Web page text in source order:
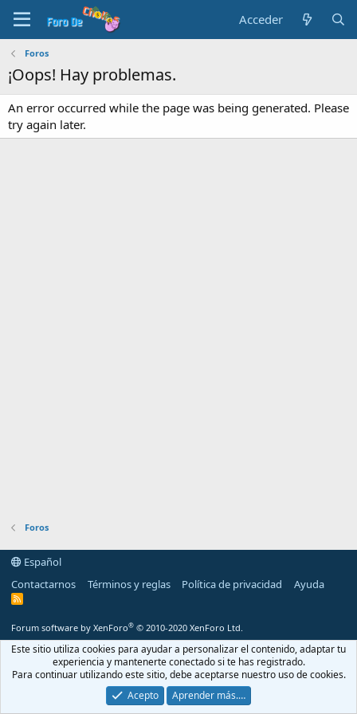
Acceder
Foros
¡Oops! Hay problemas.
An error occurred while the page was being generated. Please
try again later.
Foros
Español
Contactarnos
Términos y reglas Política de privacidad Ayuda
R
Forum software by XenForo® © 2010-2020 XenForo Ltd.
Este sitio utiliza cookies para ayudar a personalizar el contenido, adaptar tu
experiencia y mantenerte conectado si te has registrado.
Para continuar utilizando este sitio, debe aceptarse nuestro uso de cookies.
Acepto
Aprender más.…